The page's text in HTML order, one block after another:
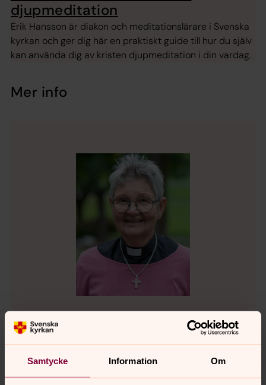
Samtycke Information Om
djupmeditation
Erik Hansson är diakon och meditationslärare i Svenska
kyrkan och ger dig här en praktiskt guide till hur du själv
kan använda dig av kristen djupmeditation i din vardag.
Mer info
Cristina Grönroos
Komminister, Domkyrkokaplan
Direkt:0611-288 02